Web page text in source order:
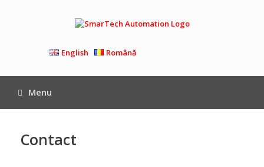
English Română
Menu
Contact